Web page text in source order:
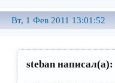
Вт, 1 Фев 2011 13:01:52
steban написал(а):